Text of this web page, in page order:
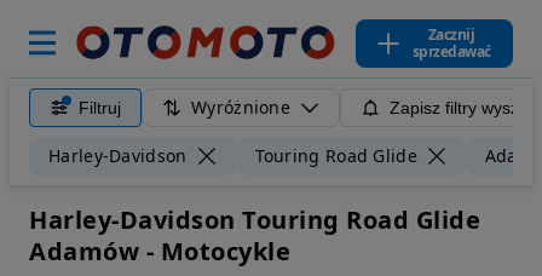
Zacznij
sprzedawać
Filtruj Wyróżnione Zapisz filtry
Harley-Davidson Touring Road Glide
Harley-Davidson Touring Road Glide
Adamów - Motocykle